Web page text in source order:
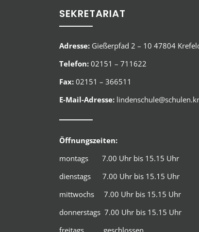
SEKRETARIAT
Adresse: Gießerpfad 2 – 10 47804
Telefon: 02151 – 711622
Fax: 02151 – 366511
E-Mail-Adresse:
Öffnungszeiten:
montags 7.00 Uhr bis 15.15 Uhr
dienstags 7.00 Uhr bis 15.15 Uhr
mittwochs 7.00 Uhr bis 15.15 Uhr
donnerstags 7.00 Uhr bis 15.15 Uhr
freitags geschlossen